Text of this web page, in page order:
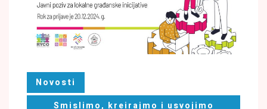
Novosti
Smislimo, kreirajmo i usvojimo